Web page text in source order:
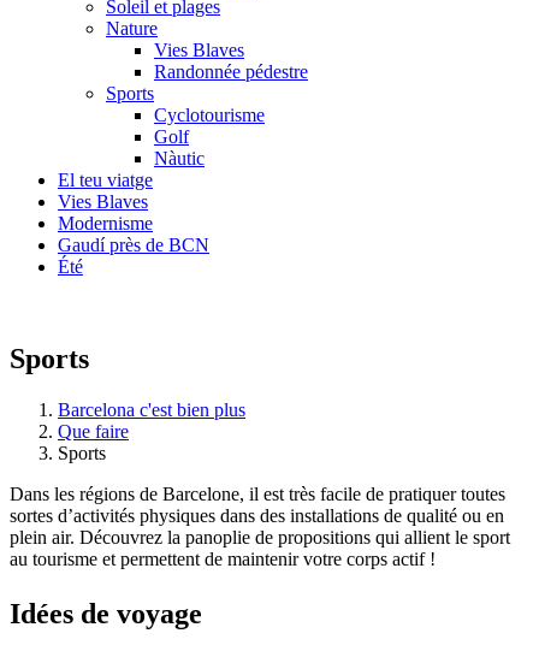
Soleil et plages
Nature
Vies Blaves
Randonnée pédestre
Sports
Cyclotourisme
Golf
Nàutic
El teu viatge
Vies Blaves
Modernisme
Gaudí près de BCN
Été
Sports
Barcelona c'est bien plus
Que faire
Sports
Dans les régions de Barcelone, il est très facile de pratiquer toutes
sortes d’activités physiques dans des installations de qualité ou en
plein air. Découvrez la panoplie de propositions qui allient le sport
au tourisme et permettent de maintenir votre corps actif !
Idées de voyage